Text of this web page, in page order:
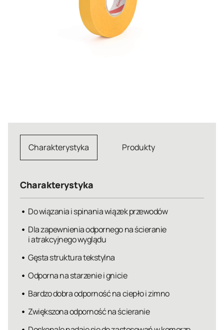
Charakterystyka Produkty
Charakterystyka
Do wiązania i spinania wiązek przewodów
Dla zapewnienia odpornego na ścieranie
i atrakcyjnego wyglądu
Gęsta struktura tekstylna
Odporna na starzenie i gnicie
Bardzo dobra odporność na ciepło i zimno
Zwiększona odporność na ścieranie